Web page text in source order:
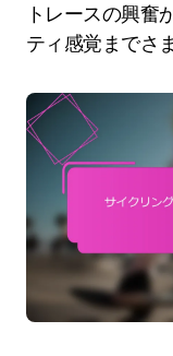
トレースの興奮
ティ感覚までさ